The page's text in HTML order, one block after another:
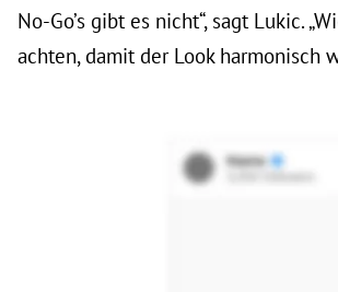
No-Go’s gibt es nicht“, sagt Lukic.
achten, damit der Look harmonisch